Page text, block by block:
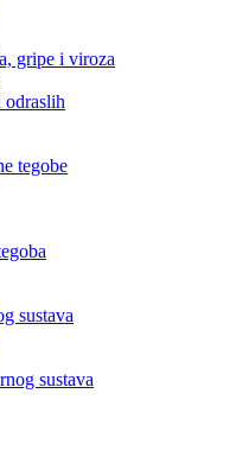
gripe i viroza
odraslih
tegobe
sustava
sustava